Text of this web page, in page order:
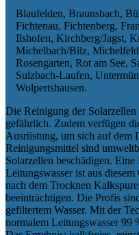
Blaufelden, Braunsbach,
Fichtenau, Fichtenberg,
Ilshofen, Kirchberg/Jagst,
Michelbach/Bilz,
Rosengarten, Rot am See,
Sulzbach-Laufen,
Wolpertshausen.
Die Reinigung der
gefährlich. Zudem verfügen
Ausrüstung, um sich auf dem
Reinigungsmittel sind
Solarzellen beschädigen.
Leitungswasser ist aus
nach dem Trocknen
beeinträchtigen. Die Profis
gefiltertem Wasser. Mit der
normalem Leitungswasser 99